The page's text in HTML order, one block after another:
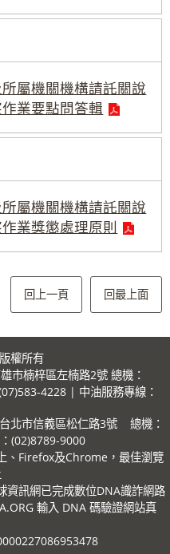
屬機關機構請託關說
業要點問答輯
屬機關機構請託關說
業獎懲處理原則
回上一頁 回最上面
權所有
市楠梓區左楠路2號 總機：
4228 | 中油服務專線：
北市信義區松仁路3號 總機：
(02)8789-9000
、Firefox及Chrome，最佳瀏覽
資訊網已完成數位DNA識詐網路
輸入 DNA 碼驗證網站真